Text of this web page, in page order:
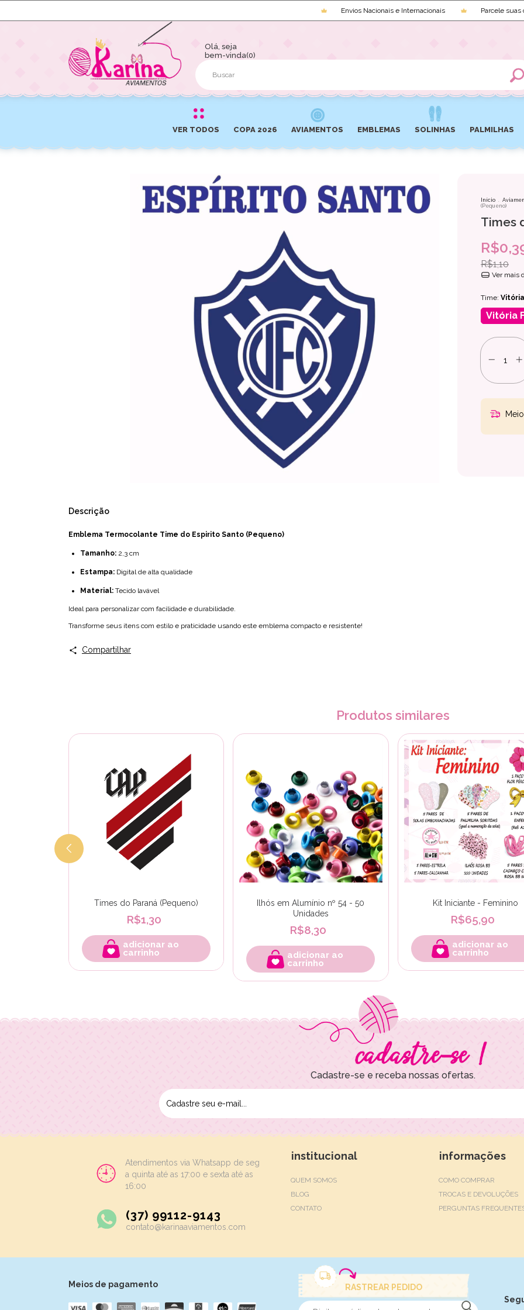
Envios Nacionais e Internacionais Parcele suas
Olá, seja
bem-vinda(0)
VER TODOS COPA 2026 AVIAMENTOS EMBLEMAS SOLINHAS PALMILHAS
Início .
(Pequeno)
Times
R$1,10
Ver mais
Time: Vitória
Vitória
Descrição
Emblema Termocolante Time do Espirito Santo (Pequeno)
Tamanho: 2,3 cm
Estampa: Digital de alta qualidade
Material: Tecido lavável
Ideal para personalizar com facilidade e durabilidade.
Transforme seus itens com estilo e praticidade usando este emblema compacto e resistente!
Compartilhar
Produtos similares
Times do Paraná (Pequeno)
R$1,30
adicionar ao
carrinho
Ilhós em Alumínio nº 54 - 50
Unidades
R$8,30
adicionar ao
carrinho
Kit Iniciante - Feminino
R$65,90
adicionar ao
carrinho
Cadastre-se e receba nossas ofertas.
Atendimentos via Whatsapp de seg
a quinta até as 17:00 e sexta até as
16:00
(37) 99112-9143
contato@karinaaviamentos.com
institucional
QUEM SOMOS
BLOG
CONTATO
informações
COMO COMPRAR
TROCAS E DEVOLUÇÕES
PERGUNTAS
Meios de pagamento
RASTREAR PEDIDO